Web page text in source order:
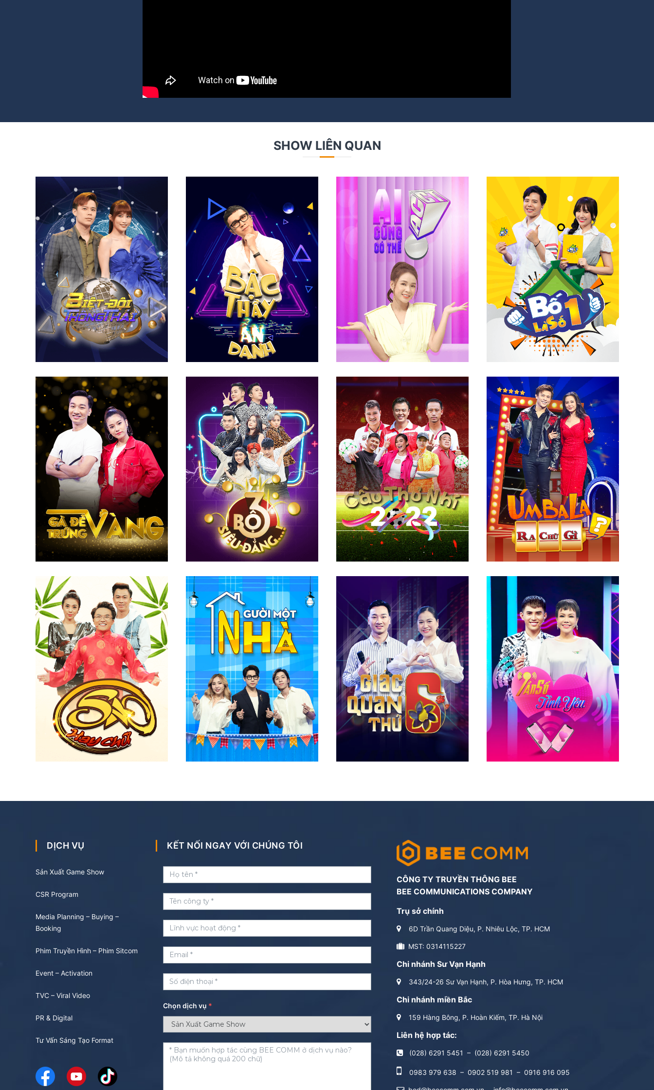
SHOW LIÊN QUAN
DỊCH VỤ
Sản Xuất Game Show
CSR Program
Media Planning – Buying –
Booking
Phim Truyền Hình – Phim Sitcom
Event – Activation
TVC – Viral Video
PR & Digital
Tư Vấn Sáng Tạo Format
KẾT NỐI NGAY VỚI CHÚNG TÔI
Chọn dịch vụ *
CÔNG TY TRUYỀN THÔNG BEE
BEE COMMUNICATIONS COMPANY
Trụ sở chính
6D Trần Quang Diệu, P. Nhiêu Lộc, TP. HCM
MST: 0314115227
Chi nhánh Sư Vạn Hạnh
343/24-26 Sư Vạn Hạnh, P. Hòa Hưng, TP. HCM
Chi nhánh miền Bắc
159 Hàng Bông, P. Hoàn Kiếm, TP. Hà Nội
Liên hệ hợp tác:
(028) 6291 5451 – (028) 6291 5450
0983 979 638 – 0902 519 981 – 0916 916 095